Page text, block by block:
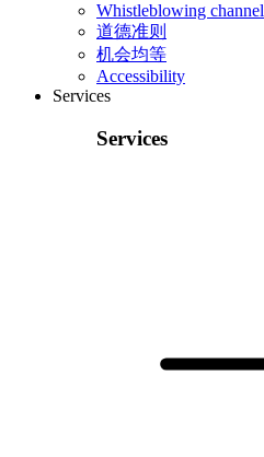
Whistleblowing channel
道德准则
机会均等
Accessibility
Services
Services